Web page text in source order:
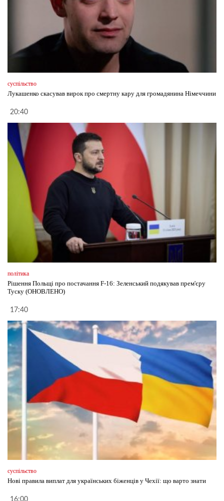
суспільство
Лукашенко скасував вирок про смертну кару для громадянина Німеччини
20:40
політика
Рішення Польщі про постачання F-16: Зеленський подякував прем'єру
Туску (ОНОВЛЕНО)
17:40
суспільство
Нові правила виплат для українських біженців у Чехії: що варто знати